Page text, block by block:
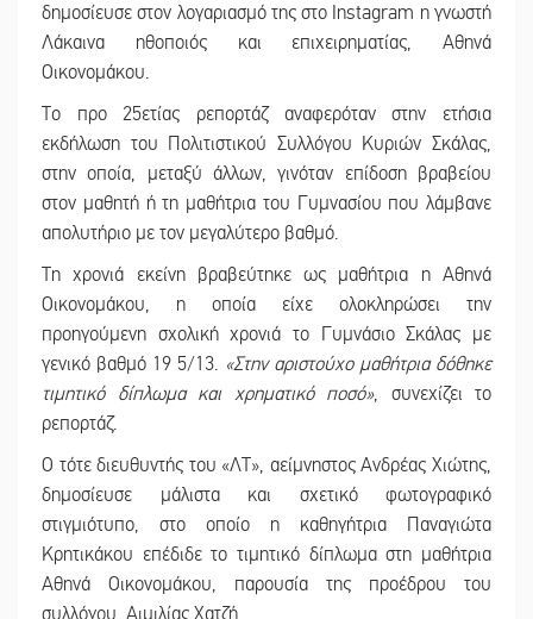
δημοσίευσε στον λογαριασμό της στο Instagram η γνωστή
Λάκαινα ηθοποιός και επιχειρηματίας, Αθηνά
Οικονομάκου.
Το προ 25ετίας ρεπορτάζ αναφερόταν στην ετήσια
εκδήλωση του Πολιτιστικού Συλλόγου Κυριών Σκάλας,
στην οποία, μεταξύ άλλων, γινόταν επίδοση βραβείου
στον μαθητή ή τη μαθήτρια του Γυμνασίου που λάμβανε
απολυτήριο με τον μεγαλύτερο βαθμό.
Τη χρονιά εκείνη βραβεύτηκε ως μαθήτρια η Αθηνά
Οικονομάκου, η οποία είχε ολοκληρώσει την
προηγούμενη σχολική χρονιά το Γυμνάσιο Σκάλας με
γενικό βαθμό 19 5/13. «Στην αριστούχο μαθήτρια δόθηκε
τιμητικό δίπλωμα και χρηματικό ποσό», συνεχίζει το
ρεπορτάζ.
Ο τότε διευθυντής του «ΛΤ», αείμνηστος Ανδρέας Χιώτης,
δημοσίευσε μάλιστα και σχετικό φωτογραφικό
στιγμιότυπο, στο οποίο η καθηγήτρια Παναγιώτα
Κρητικάκου επέδιδε το τιμητικό δίπλωμα στη μαθήτρια
Αθηνά Οικονομάκου, παρουσία της προέδρου του